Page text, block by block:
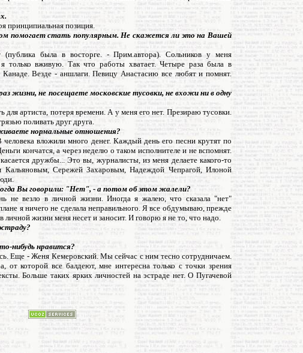
принципиальная позиция.
помогает стать популярным. Не скажется ли это на Вашей
была в восторге. - Прим.автора). Сольников у меня
только вживую. Так что работы хватает. Четыре раза была в
Везде - аншлаги. Певицу Анастасию все любят и помнят.
жизни, не посещаете московские тусовки, не вхожи ни в одну
для артиста, потеря времени. А у меня его нет. Презираю тусовки.
поливать друг друга.
нормальные отношения?
вложили много денег. Каждый день его песни крутят по
кончатся, а через неделю о таком исполнителе и не вспомнят.
дружбы... Это вы, журналисты, из меня делаете какого-то
Сережей Захаровым, Надеждой Чепрагой, Илоной
Вы говорили: "Нет", - а потом об этом жалели?
везло в личной жизни. Иногда я жалею, что сказала "нет"
я ничего не сделала неправильного. Я все обдумываю, прежде
личной жизни меня несет и заносит. И говорю я не то, что надо.
нибудь нравится?
Еще - Женя Кемеровский. Мы сейчас с ним тесно сотрудничаем.
от которой все балдеют, мне интересна только с точки зрения
Больше таких ярких личностей на эстраде нет. О Пугачевой